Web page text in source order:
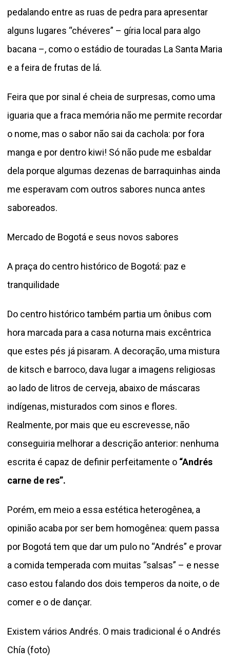
pedalando entre as ruas de pedra para apresentar
alguns lugares “chéveres” – gíria local para algo
bacana –, como o estádio de touradas La Santa Maria
e a feira de frutas de lá.
Feira que por sinal é cheia de surpresas, como uma
iguaria que a fraca memória não me permite recordar
o nome, mas o sabor não sai da cachola: por fora
manga e por dentro kiwi! Só não pude me esbaldar
dela porque algumas dezenas de barraquinhas ainda
me esperavam com outros sabores nunca antes
saboreados.
Mercado de Bogotá e seus novos sabores
A praça do centro histórico de Bogotá: paz e
tranquilidade
Do centro histórico também partia um ônibus com
hora marcada para a casa noturna mais excêntrica
que estes pés já pisaram. A decoração, uma mistura
de kitsch e barroco, dava lugar a imagens religiosas
ao lado de litros de cerveja, abaixo de máscaras
indígenas, misturados com sinos e flores.
Realmente, por mais que eu escrevesse, não
conseguiria melhorar a descrição anterior: nenhuma
escrita é capaz de definir perfeitamente o “Andrés
carne de res”.
Porém, em meio a essa estética heterogênea, a
opinião acaba por ser bem homogênea: quem passa
por Bogotá tem que dar um pulo no “Andrés” e provar
a comida temperada com muitas “salsas” – e nesse
caso estou falando dos dois temperos da noite, o de
comer e o de dançar.
Existem vários Andrés. O mais tradicional é o Andrés
Chía (foto)